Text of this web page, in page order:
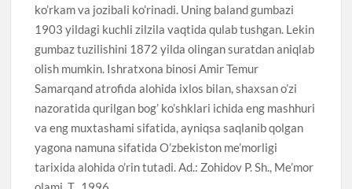
ko’rkam va jozibali ko’rinadi. Uning baland gumbazi
1903 yildagi kuchli zilzila vaqtida qulab tushgan. Lekin
gumbaz tuzilishini 1872 yilda olingan suratdan aniqlab
olish mumkin. Ishratxona binosi Amir Temur
Samarqand atrofida alohida ixlos bilan, shaxsan o’zi
nazoratida qurilgan bog’ ko’shklari ichida eng mashhuri
va eng muxtashami sifatida, ayniqsa saqlanib qolgan
yagona namuna sifatida O’zbekiston me’morligi
tarixida alohida o’rin tutadi. Ad.: Zohidov P. Sh., Me’mor